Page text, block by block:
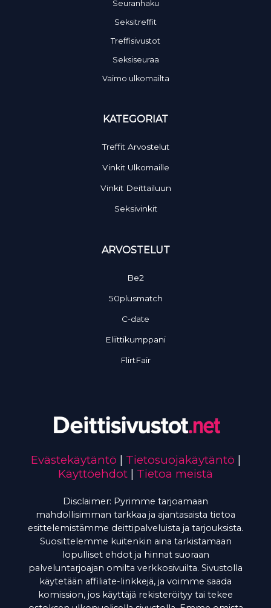
Seuranhaku
Seksitreffit
Treffisivustot
Seksiseuraa
Vaimo ulkomailta
KATEGORIAT
Treffit Arvostelut
Vinkit Ulkomaille
Vinkit Deittailuun
Seksivinkit
ARVOSTELUT
Be2
50plusmatch
C-date
Eliittikumppani
FlirtFair
Evästekäytäntö | Tietosuojakäytäntö |
Käyttöehdot | Tietoa meistä
Disclaimer: Pyrimme tarjoamaan
mahdollisimman tarkkaa ja ajantasaista tietoa
esittelemistämme deittipalveluista ja tarjouksista.
Suosittelemme kuitenkin aina tarkistamaan
lopulliset ehdot ja hinnat suoraan
palveluntarjoajan omilta verkkosivuilta. Sivustolla
käytetään affiliate-linkkejä, ja voimme saada
komission, jos käyttäjä rekisteröityy tai tekee